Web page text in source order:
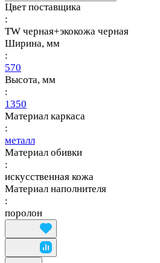
Цвет поставщика
:
TW черная+экокожа черная
Ширина, мм
:
570
Высота, мм
:
1350
Материал каркаса
:
металл
Материал обивки
:
искусственная кожа
Материал наполнителя
:
поролон